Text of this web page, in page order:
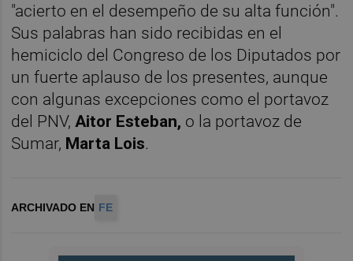
"acierto en el desempeño de su alta función".
Sus palabras han sido recibidas en el
hemiciclo del Congreso de los Diputados por
un fuerte aplauso de los presentes, aunque
con algunas excepciones como el portavoz
del PNV,Aitor Esteban, o la portavoz de
Sumar, Marta Lois.
ARCHIVADO EN FE